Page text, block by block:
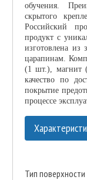
обучения.
скрытого
Российский
продукт с
изготовлена из
царапинам.
(1 шт.), магнит
качество по
покрытие
процессе
Тип поверхности